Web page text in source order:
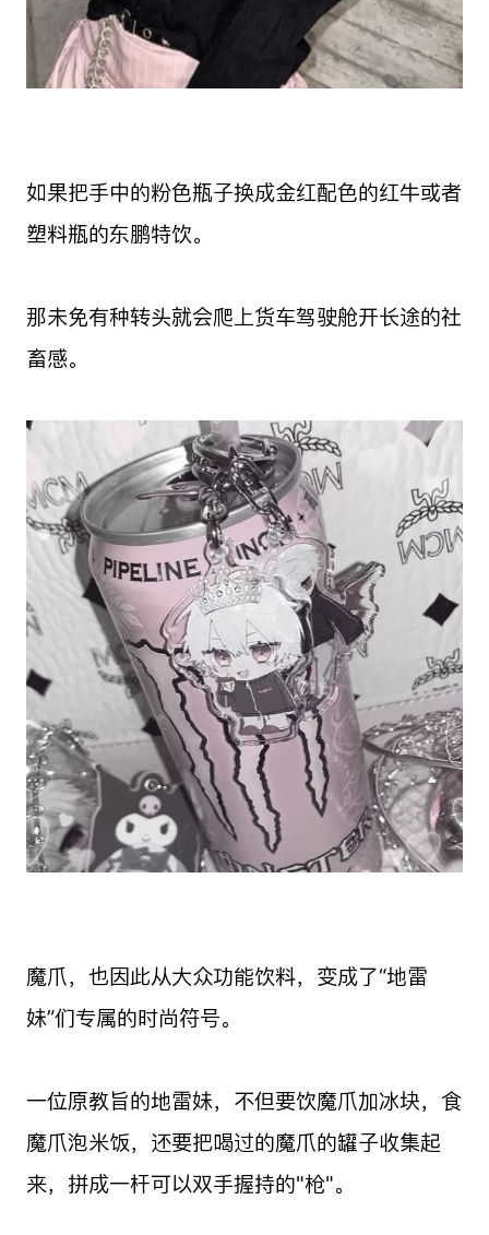
如果把手中的粉色瓶子换成金红配色的红牛或者
塑料瓶的东鹏特饮。
那未免有种转头就会爬上货车驾驶舱开长途的社
畜感。
魔爪，也因此从大众功能饮料，变成了“地雷
妹”们专属的时尚符号。
一位原教旨的地雷妹，不但要饮魔爪加冰块，食
魔爪泡米饭，还要把喝过的魔爪的罐子收集起
来，拼成一杆可以双手握持的"枪"。